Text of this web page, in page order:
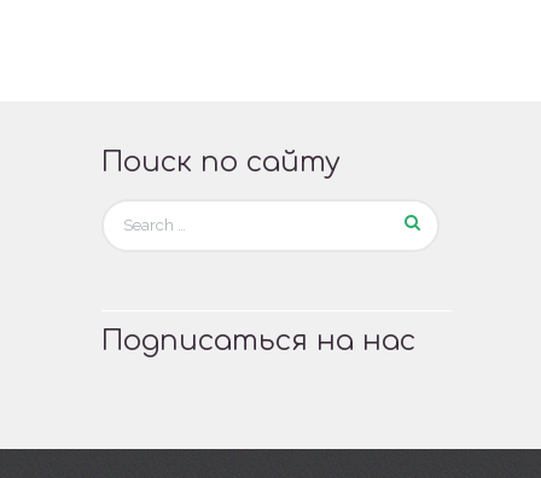
Поиск по сайту
Подписаться на нас